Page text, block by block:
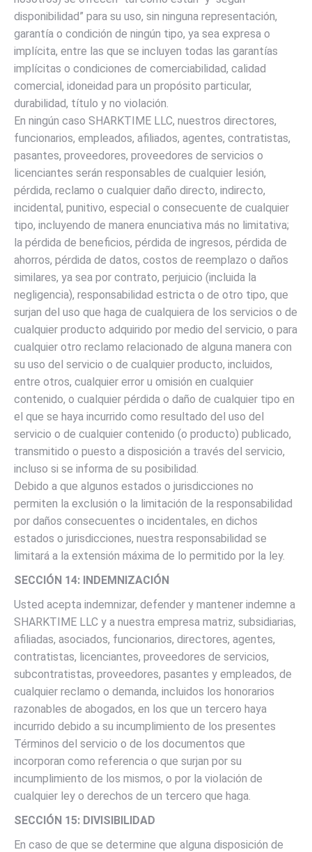
disponibilidad” para su uso, sin ninguna representación,
garantía o condición de ningún tipo, ya sea expresa o
implícita, entre las que se incluyen todas las garantías
implícitas o condiciones de comerciabilidad, calidad
comercial, idoneidad para un propósito particular,
durabilidad, título y no violación.
En ningún caso SHARKTIME LLC, nuestros directores,
funcionarios, empleados, afiliados, agentes, contratistas,
pasantes, proveedores, proveedores de servicios o
licenciantes serán responsables de cualquier lesión,
pérdida, reclamo o cualquier daño directo, indirecto,
incidental, punitivo, especial o consecuente de cualquier
tipo, incluyendo de manera enunciativa más no limitativa;
la pérdida de beneficios, pérdida de ingresos, pérdida de
ahorros, pérdida de datos, costos de reemplazo o daños
similares, ya sea por contrato, perjuicio (incluida la
negligencia), responsabilidad estricta o de otro tipo, que
surjan del uso que haga de cualquiera de los servicios o de
cualquier producto adquirido por medio del servicio, o para
cualquier otro reclamo relacionado de alguna manera con
su uso del servicio o de cualquier producto, incluidos,
entre otros, cualquier error u omisión en cualquier
contenido, o cualquier pérdida o daño de cualquier tipo en
el que se haya incurrido como resultado del uso del
servicio o de cualquier contenido (o producto) publicado,
transmitido o puesto a disposición a través del servicio,
incluso si se informa de su posibilidad.
Debido a que algunos estados o jurisdicciones no
permiten la exclusión o la limitación de la responsabilidad
por daños consecuentes o incidentales, en dichos
estados o jurisdicciones, nuestra responsabilidad se
limitará a la extensión máxima de lo permitido por la ley.
SECCIÓN 14: INDEMNIZACIÓN
Usted acepta indemnizar, defender y mantener indemne a
SHARKTIME LLC y a nuestra empresa matriz, subsidiarias,
afiliadas, asociados, funcionarios, directores, agentes,
contratistas, licenciantes, proveedores de servicios,
subcontratistas, proveedores, pasantes y empleados, de
cualquier reclamo o demanda, incluidos los honorarios
razonables de abogados, en los que un tercero haya
incurrido debido a su incumplimiento de los presentes
Términos del servicio o de los documentos que
incorporan como referencia o que surjan por su
incumplimiento de los mismos, o por la violación de
cualquier ley o derechos de un tercero que haga.
SECCIÓN 15: DIVISIBILIDAD
En caso de que se determine que alguna disposición de